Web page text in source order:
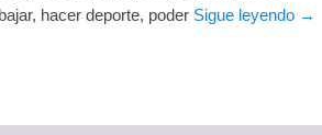
hacer deporte, poder Sigue leyendo →